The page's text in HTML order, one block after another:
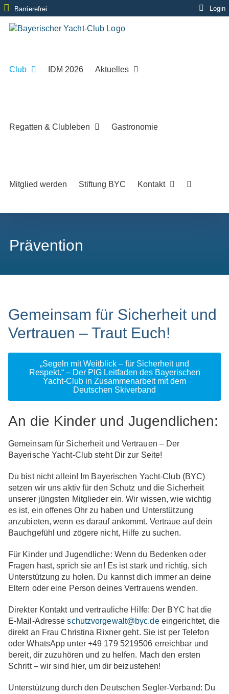
Zum
Inhalt
springen
Barrierefrei Login
Club IDM 2026 Aktuelles
Regatten & Clubleben Gastronomie
Mitglied werden Stiftung BYC Kontakt
Prävention
Gemeinsam fürSicherheit und
Vertrauen – Traut Euch!
„Segeln mit Weitblick – für Sicherheit und
Respekt.“ – Der PIG Leitfaden des Bayerischen
Yacht-Club in Zusammenarbeit mit dem
Deutschen Skiverband
An die Kinder und Jugendlichen:
Gemeinsam für Sicherheit und Vertrauen – Der
Bayerische Yacht-Club steht Dir zur Seite!
Du bist nicht allein! Im Bayerischen Yacht-Club (BYC)
setzen wir uns aktiv für den Schutz und die Sicherheit
unserer jüngsten Mitglieder ein. Wir wissen, wie wichtig
es ist, ein offenes Ohr zu haben und Unterstützung
anzubieten, wenn es darauf ankommt. Vertraue auf dein
Bauchgefühl und zögere nicht, Hilfe zu suchen.
Für Kinder und Jugendliche: Wenn du Bedenken oder
Fragen hast, sprich sie an! Es ist stark und richtig, sich
Unterstützung zu holen. Du kannst dich immer an deine
Eltern oder eine Person deines Vertrauens wenden.
Direkter Kontakt und vertrauliche Hilfe: Der BYC hat die
E-Mail-Adresseschutzvorgewalt@byc.deeingerichtet, die
direkt an Frau Christina Rixner geht. Sie ist per Telefon
oder WhatsApp unter +49 179 5219506 erreichbar und
bereit, dir zuzuhören und zu helfen. Mach den ersten
Schritt – wir sind hier, um dir beizustehen!
Unterstützung durch den Deutschen Segler-Verband: Du